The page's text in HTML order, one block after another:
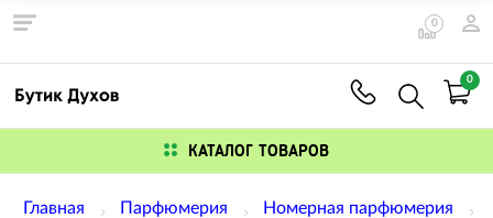
0
0
КАТАЛОГ ТОВАРОВ
Главная Парфюмерия Номерная парфюмерия